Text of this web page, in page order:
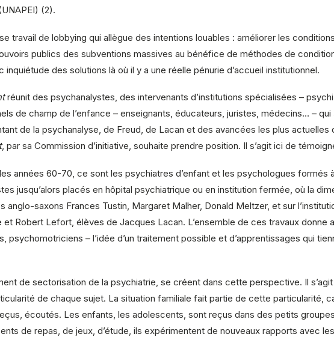
(2).
travail de lobbying qui allègue des intentions louables : améliorer les
publics des subventions massives au bénéfice de méthodes de
des solutions là où il y a une réelle pénurie d’accueil institutionnel.
réunit des psychanalystes, des intervenants d’institutions spécialisées –
de champ de l’enfance – enseignants, éducateurs, juristes, médecins… –
de la psychanalyse, de Freud, de Lacan et des avancées les plus actuelles
, par sa Commission d’initiative, souhaite prendre position. Il s’agit ici de
années 60-70, ce sont les psychiatres d’enfant et les psychologues
jusqu’alors placés en hôpital psychiatrique ou en institution fermée, où la
anglo-saxons Frances Tustin, Margaret Malher, Donald Meltzer, et sur
et Robert Lefort, élèves de Jacques Lacan. L’ensemble de ces travaux donne
psychomotriciens – l’idée d’un traitement possible et d’apprentissages qui
de sectorisation de la psychiatrie, se créent dans cette perspective. Il
de chaque sujet. La situation familiale fait partie de cette particularité,
écoutés. Les enfants, les adolescents, sont reçus dans des petits
de repas, de jeux, d’étude, ils expérimentent de nouveaux rapports avec